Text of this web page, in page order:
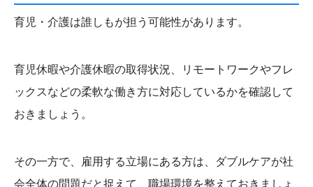
育児・介護は誰しもが担う可能性があります。
育児休暇や介護休暇の取得状況、リモートワークやフレ
ックスなどの柔軟な働き方に対応しているかを確認して
おきましょう。
その一方で、雇用する立場にある方は、ダブルケアが社
会全体の問題だと捉えて、職場環境を整えておきましょ